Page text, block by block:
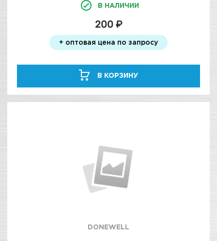
В НАЛИЧИИ
200 ₽
+ оптовая цена по запросу
В КОРЗИНУ
DONEWELL